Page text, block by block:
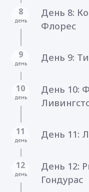
8
день
День 8:
Флорес
9
день День 9:
10
день
День 10:
11
день День 11:
12
день
День 12:
Гондурас